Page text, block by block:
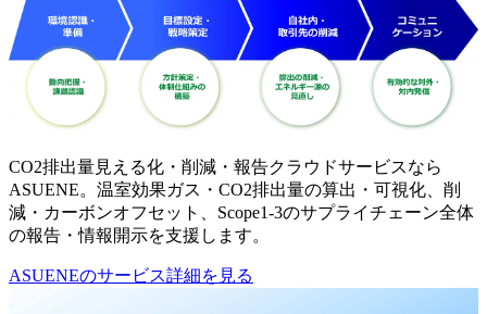
CO2排出量見える化・削減・報告クラウドサービスなら
ASUENE。温室効果ガス・CO2排出量の算出・可視化、削
減・カーボンオフセット、Scope1-3のサプライチェーン全体
の報告・情報開示を支援します。
ASUENEのサービス詳細を見る